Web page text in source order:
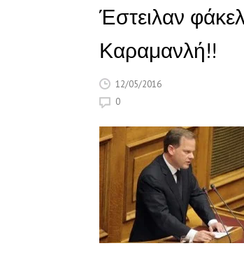
Έστειλαν
Καραμανλή!!
12/05/2016
0